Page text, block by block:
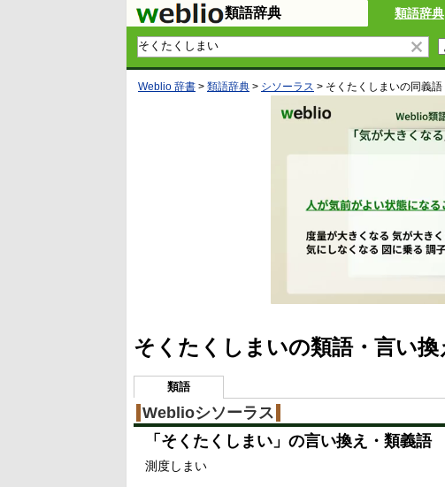
類語辞典 類語辞典
Weblio 辞書 > 類語辞典 > シソーラス > そくたくしまいの同義語
そくたくしまいの類語・言い換
類語
Weblioシソーラス
「 そくたくしまい 」の言い換え・類義語
測度しまい